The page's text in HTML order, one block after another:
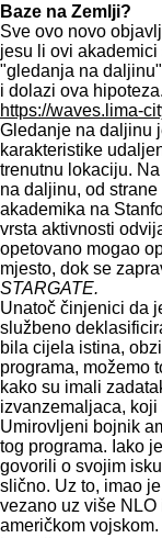
Baze na Zemlji?
Sve ovo novo
jesu li ovi
"gledanja na
i dolazi ova
https://waves.lima-
Gledanje na daljinu
karakteristike
trenutnu lokaciju.
na daljinu, od
akademika na
vrsta aktivnosti
opetovano mogao
mjesto, dok se
STARGATE.
Unatoč činjenici da
službeno
bila cijela istina,
programa, možemo
kako su imali
izvanzemaljaca,
Umirovljeni bojnik
tog programa. Iako
govorili o svojim
slično. Uz to, imao
vezano uz više
američkom vojskom.